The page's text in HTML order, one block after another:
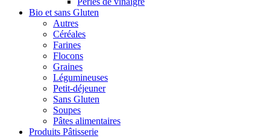
Bio et sans Gluten
Autres
Céréales
Farines
Flocons
Graines
Légumineuses
Petit-déjeuner
Sans Gluten
Soupes
Pâtes alimentaires
Produits Pâtisserie